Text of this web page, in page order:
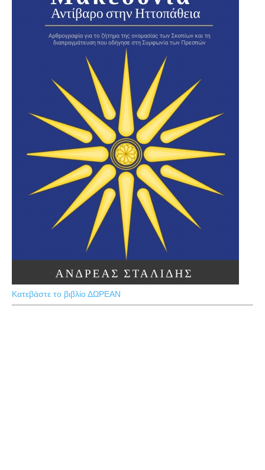
Κατεβάστε το βιβλίο ΔΩΡΕΑΝ